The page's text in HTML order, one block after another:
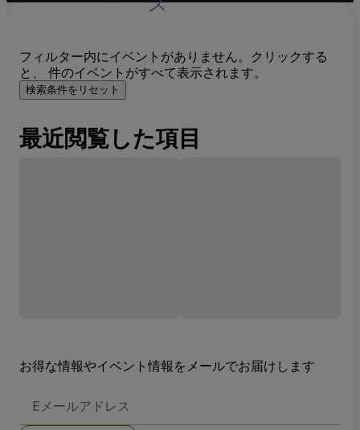
フィルター内にイベントがありません。クリックする
と、 件のイベントがすべて表示されます。
検索条件をリセット
最近閲覧した項目
お得な情報やイベント情報をメールでお届けします
メ